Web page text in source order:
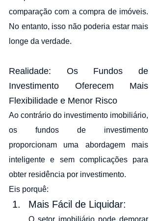
comparação com a compra de imóveis.
No entanto, isso não poderia estar mais
longe da verdade.
Realidade: Os Fundos de
Investimento Oferecem Mais
Flexibilidade e Menor Risco
Ao contrário do investimento imobiliário,
os fundos de investimento
proporcionam uma abordagem mais
inteligente e sem complicações para
obter residência por investimento.
Eis porquê:
Mais Fácil de Liquidar:
O setor imobiliário pode demorar